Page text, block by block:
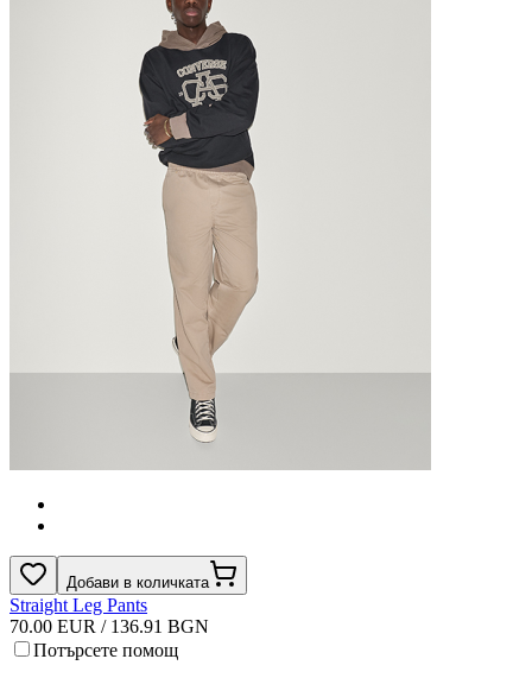
Добави в количката
Straight Leg Pants
70.00 EUR / 136.91 BGN
Потърсете помощ